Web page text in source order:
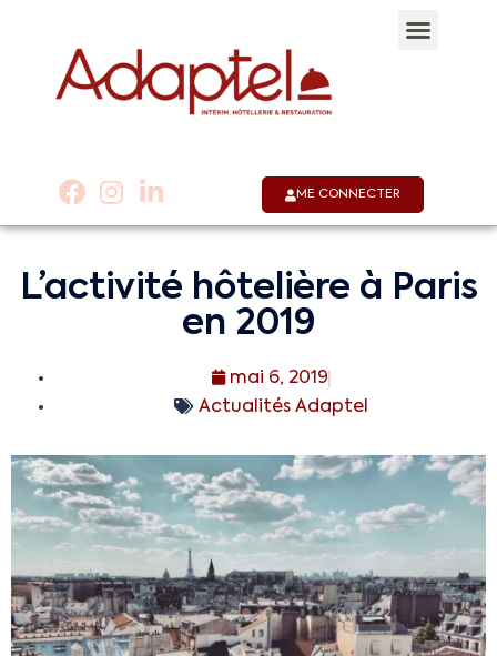
ME CONNECTER
L’activité hôtelière à Paris
en 2019
mai 6, 2019
Actualités Adaptel